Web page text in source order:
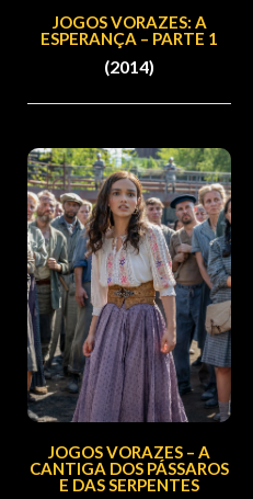
JOGOS VORAZES: A
ESPERANÇA – PARTE 1
(2014)
JOGOS VORAZES – A
CANTIGA DOS PÁSSAROS
E DAS SERPENTES